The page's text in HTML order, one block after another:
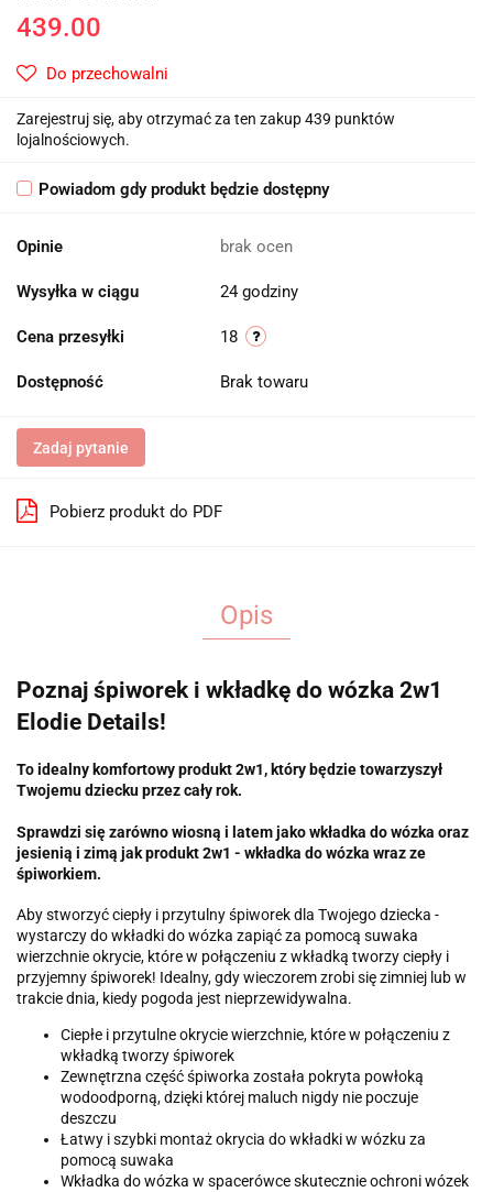
439.00
Do przechowalni
Zarejestruj się, aby otrzymać za ten zakup 439 punktów
lojalnościowych.
Powiadom gdy produkt będzie dostępny
Opinie brak ocen
Wysyłka w ciągu 24 godziny
Cena przesyłki 18
Dostępność Brak towaru
Zadaj pytanie
Pobierz produkt do PDF
Opis
Poznaj śpiworek i wkładkę do wózka 2w1
Elodie Details!
To idealny komfortowy produkt 2w1, który będzie towarzyszył
Twojemu dziecku przez cały rok.
Sprawdzi się zarówno wiosną i latem jako wkładka do wózka oraz
jesienią i zimą jak produkt 2w1 - wkładka do wózka wraz ze
śpiworkiem.
Aby stworzyć ciepły i przytulny śpiworek dla Twojego dziecka -
wystarczy do wkładki do wózka zapiąć za pomocą suwaka
wierzchnie okrycie, które w połączeniu z wkładką tworzy ciepły i
przyjemny śpiworek! Idealny, gdy wieczorem zrobi się zimniej lub w
trakcie dnia, kiedy pogoda jest nieprzewidywalna.
Ciepłe i przytulne okrycie wierzchnie, które w połączeniu z
wkładką tworzy śpiworek
Zewnętrzna część śpiworka została pokryta powłoką
wodoodporną, dzięki której maluch nigdy nie poczuje
deszczu
Łatwy i szybki montaż okrycia do wkładki w wózku za
pomocą suwaka
Wkładka do wózka w spacerówce skutecznie ochroni wózek